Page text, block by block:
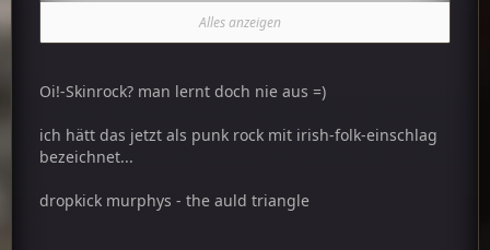
Dropkick Murphys_Memories in Remain
Alles anzeigen
Oi!-Skinrock? man lernt doch nie aus =)
ich hätt das jetzt als punk rock mit irish-folk-einschlag
bezeichnet...
dropkick murphys - the auld triangle